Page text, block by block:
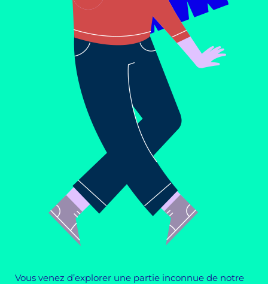
Vous venez d’explorer une partie inconnue de notre